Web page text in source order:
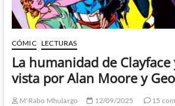
CÓMIC LECTURAS
La humanidad de
vista por Alan Moore y
M'Rabo Mhulargo 12/09/2025
15